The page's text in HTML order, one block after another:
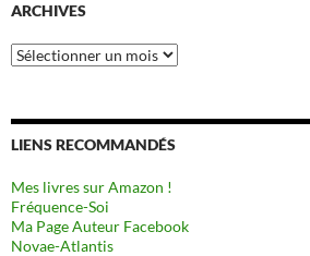
ARCHIVES
Archives
LIENS RECOMMANDÉS
Mes livres sur Amazon !
Fréquence-Soi
Ma Page Auteur Facebook
Novae-Atlantis